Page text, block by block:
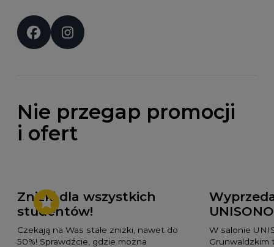
Social media:
Nie przegap promocji
i ofert
Zniżki dla wszystkich
studentów!
Czekają na Was stałe zniżki, nawet do
50%! Sprawdźcie, gdzie można
UNISONO
W salonie
Grunwaldzkim